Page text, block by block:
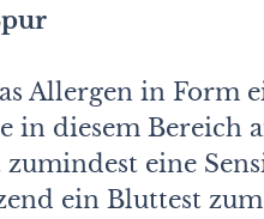
Allergen in Form
in diesem Bereich
eine
ein Bluttest